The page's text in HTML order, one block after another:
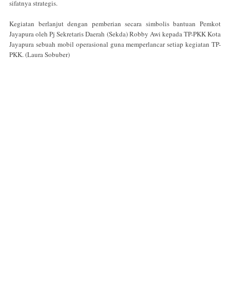
sifatnya strategis.
Kegiatan berlanjut dengan pemberian secara simbolis bantuan Pemkot
Jayapura oleh Pj Sekretaris Daerah (Sekda) Robby Awi kepada TP-PKK Kota
Jayapura sebuah mobil operasional guna memperlancar setiap kegiatan TP-
PKK. (Laura Sobuber)